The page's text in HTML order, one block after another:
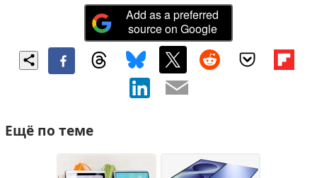
Add as a preferred
source on Google
Ещё по теме